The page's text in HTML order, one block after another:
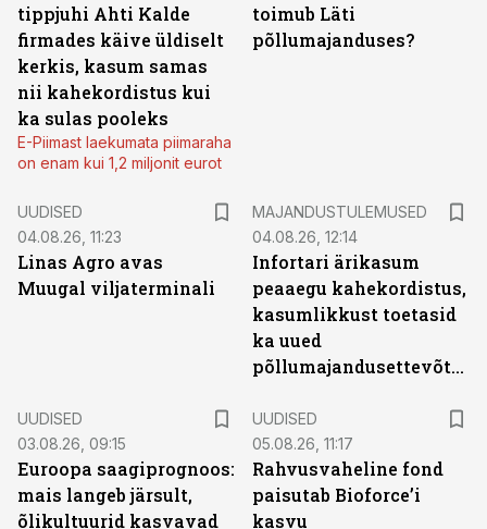
tippjuhi Ahti Kalde
firmades käive üldiselt
kerkis, kasum samas
nii kahekordistus kui
ka sulas pooleks
E-Piimast laekumata piimaraha
on enam kui 1,2 miljonit eurot
toimub Läti
põllumajanduses?
UUDISED
04.08.26, 11:23
Linas Agro avas
Muugal viljaterminali
MAJANDUSTULEMUSED
04.08.26, 12:14
Infortari ärikasum
peaaegu kahekordistus,
kasumlikkust toetasid
ka uued
põllumajandusettevõtted
UUDISED
03.08.26, 09:15
Euroopa saagiprognoos:
mais langeb järsult,
õlikultuurid kasvavad
UUDISED
05.08.26, 11:17
Rahvusvaheline fond
paisutab Bioforce’i
kasvu